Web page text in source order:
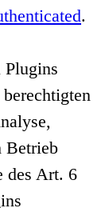
.
Plugins
Betrieb
des Art. 6